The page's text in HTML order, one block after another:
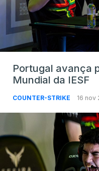
Portugal avança
Mundial da IESF
COUNTER-STRIKE 16 nov